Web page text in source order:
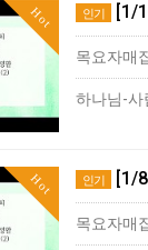
Hot 인기 [1/
목요자매
Hot 인기 [1/
목요자매